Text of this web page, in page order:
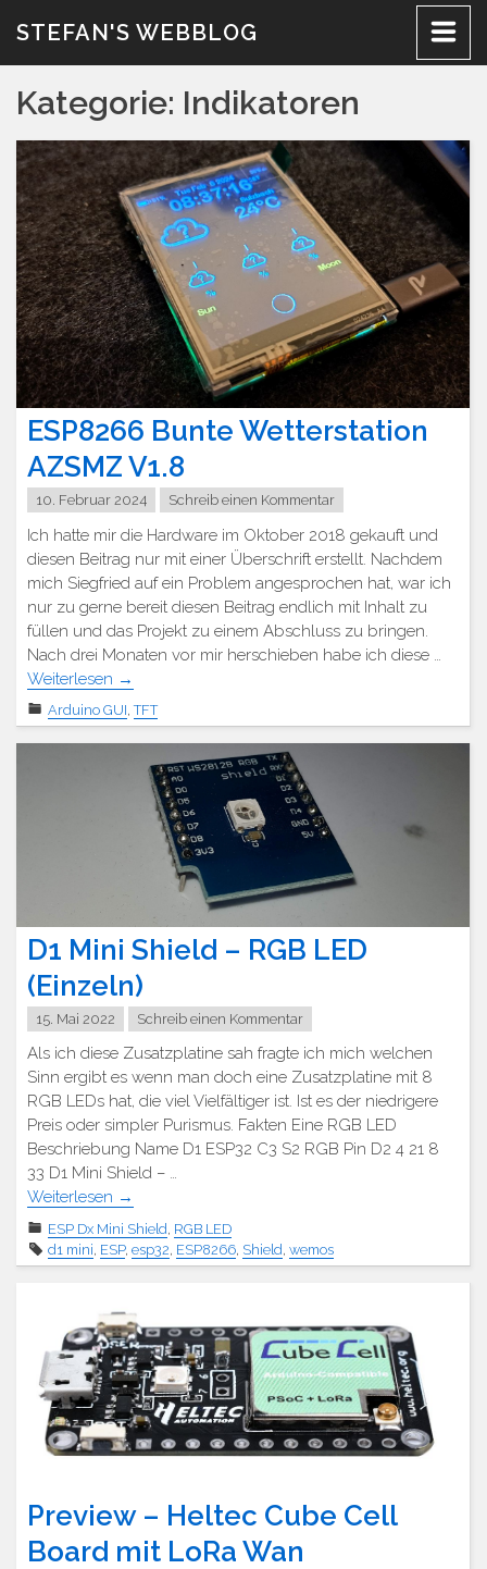
InhaltSTEFAN'S WEBBLOG
Kategorie: Indikatoren
ESP8266 Bunte Wetterstation
AZSMZ V1.8
10. Februar 2024 Schreib einen Kommentar
Ich hatte mir die Hardware im Oktober 2018 gekauft und
diesen Beitrag nur mit einer Überschrift erstellt. Nachdem
mich Siegfried auf ein Problem angesprochen hat, war ich
nur zu gerne bereit diesen Beitrag endlich mit Inhalt zu
füllen und das Projekt zu einem Abschluss zu bringen.
Nach drei Monaten vor mir herschieben habe ich diese …
Weiterlesen →
Arduino GUI,TFT
D1 Mini Shield – RGB LED
(Einzeln)
15. Mai 2022 Schreib einen Kommentar
Als ich diese Zusatzplatine sah fragte ich mich welchen
Sinn ergibt es wenn man doch eine Zusatzplatine mit 8
RGB LEDs hat, die viel Vielfältiger ist. Ist es der niedrigere
Preis oder simpler Purismus. Fakten Eine RGB LED
Beschriebung Name D1 ESP32 C3 S2 RGB Pin D2 4 21 8
33 D1 Mini Shield – …
Weiterlesen →
ESP Dx Mini Shield RGB LED
d1 mini ESP, esp32 ESP8266 Shield wemos
Preview – Heltec Cube Cell
Board mit LoRa Wan